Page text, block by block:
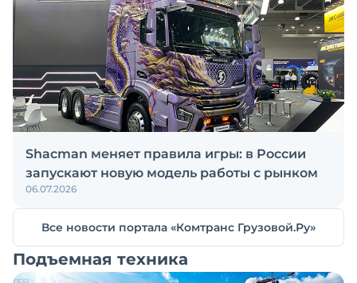
Shacman меняет правила игры: в России
запускают новую модель работы с рынком
06.07.2026
Все новости портала «Комтранс Грузовой.Ру»
Подъемная техника